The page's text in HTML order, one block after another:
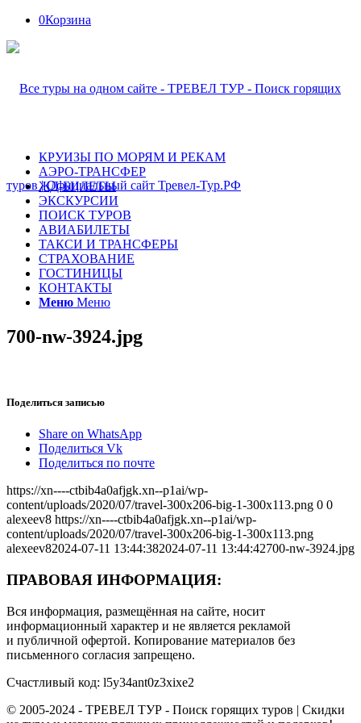
0Корзина
КРУИЗЫ ПО МОРЯМ И РЕКАМ
АЭРО-ТРАНСФЕР
ЖД-БИЛЕТЫ
ЭКСКУРСИИ
ПОИСК ТУРОВ
АВИАБИЛЕТЫ
ТАКСИ И ТРАНСФЕРЫ
СТРАХОВАНИЕ
ГОСТИНИЦЫ
КОНТАКТЫ
Меню Меню
700-nw-3924.jpg
Поделиться записью
Share on WhatsApp
Поделиться Vk
Поделиться по почте
https://xn----ctbib4a0afjgk.xn--p1ai/wp-
content/uploads/2020/07/travel-300x206-big-1-300x113.png 0 0
alexeev8 https://xn----ctbib4a0afjgk.xn--p1ai/wp-
content/uploads/2020/07/travel-300x206-big-1-300x113.png
alexeev82024-07-11 13:44:382024-07-11 13:44:42700-nw-3924.jpg
ПРАВОВАЯ ИНФОРМАЦИЯ:
Вся информация, размещённая на сайте, носит
информационный характер и не является рекламой
и публичной офертой. Копирование материалов без
письменного согласия запрещено.
Счастливый код: l5y34ant0z3xixe2
© 2005-2024 - ТРЕВЕЛ ТУР - Поиск горящих туров | Скидки